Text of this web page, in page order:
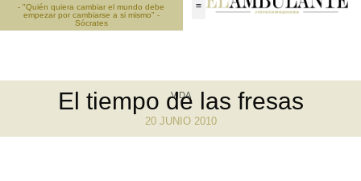
- "Quién quiera cambiar el mundo debe
empezar por cambiarse a si mismo" -
Sócrates
VIDA
El tiempo de las fresas
20 JUNIO 2010